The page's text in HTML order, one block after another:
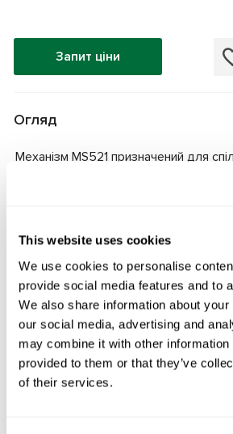
This website uses cookies
We use cookies to personalise
provide social media features and to
We also share information about
our social media, advertising and
may combine it with other information
provided to them or that they’ve
of their services.
Запит ціни
Огляд
Механізм MS521 призначений для
стендом MS502М та тестером
опір переміщенню штока рульової
можливість у гідравлічному
несправності, що проявляються
опору переміщенню штока рейки:
розподільнику, стан центрального
гідроциліндра, наявність зносу
частині гідроциліндра.